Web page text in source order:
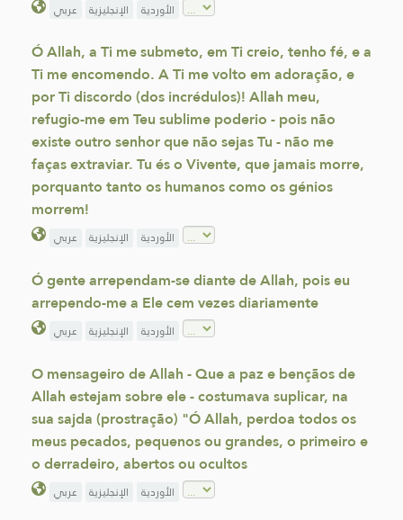
عربي الإنجليزية الأوردية
Ó Allah, a Ti me submeto, em Ti creio, tenho fé, e a
Ti me encomendo. A Ti me volto em adoração, e
por Ti discordo (dos incrédulos)! Allah meu,
refugio-me em Teu sublime poderio - pois não
existe outro senhor que não sejas Tu - não me
faças extraviar. Tu és o Vivente, que jamais morre,
porquanto tanto os humanos como os génios
morrem!
عربي الإنجليزية الأوردية
Ó gente arrependam-se diante de Allah, pois eu
arrependo-me a Ele cem vezes diariamente
عربي الإنجليزية الأوردية
O mensageiro de Allah - Que a paz e bençãos de
Allah estejam sobre ele - costumava suplicar, na
sua sajda (prostração) "Ó Allah, perdoa todos os
meus pecados, pequenos ou grandes, o primeiro e
o derradeiro, abertos ou ocultos
عربي الإنجليزية الأوردية